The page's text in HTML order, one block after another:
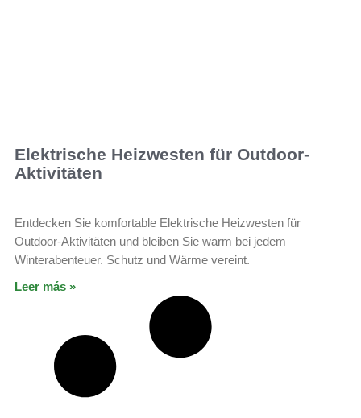
Elektrische Heizwesten für Outdoor-
Aktivitäten
Entdecken Sie komfortable Elektrische Heizwesten für
Outdoor-Aktivitäten und bleiben Sie warm bei jedem
Winterabenteuer. Schutz und Wärme vereint.
Leer más »